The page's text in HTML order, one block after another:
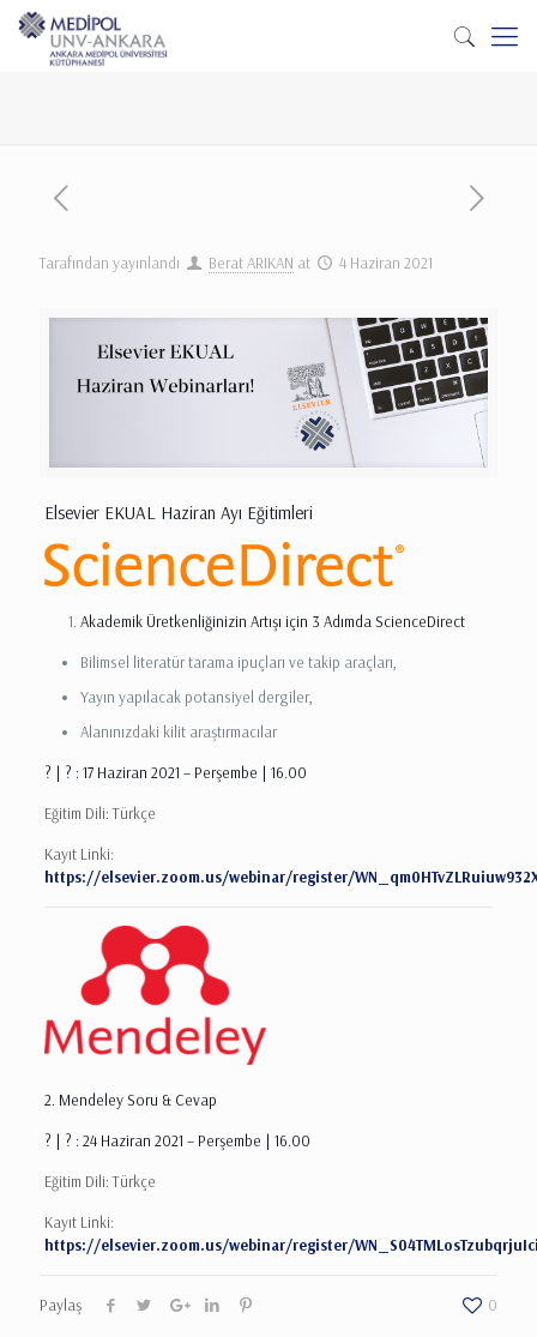
Tarafından yayınlandı Berat ARIKAN at 4 Haziran 2021
Elsevier EKUAL Haziran Ayı Eğitimleri
Akademik Üretkenliğinizin Artışı için 3 Adımda ScienceDirect
Bilimsel literatür tarama ipuçları ve takip araçları,
Yayın yapılacak potansiyel dergiler,
Alanınızdaki kilit araştırmacılar
? | ? : 17 Haziran 2021 – Perşembe | 16.00
Eğitim Dili: Türkçe
Kayıt Linki:
https://elsevier.zoom.us/webinar/register/
2. Mendeley Soru & Cevap
? | ? : 24 Haziran 2021 – Perşembe | 16.00
Eğitim Dili: Türkçe
Kayıt Linki:
https://elsevier.zoom.us/webinar/register/
Paylaş 0